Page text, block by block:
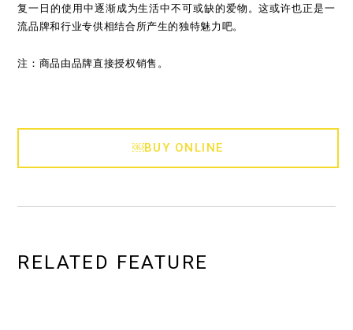
复一日的使用中逐渐成为生活中不可或缺的爱物。这或许也正是一
流品牌和行业专供相结合所产生的独特魅力吧。
注：商品由品牌直接授权销售。
￼BUY ONLINE
RELATED FEATURE